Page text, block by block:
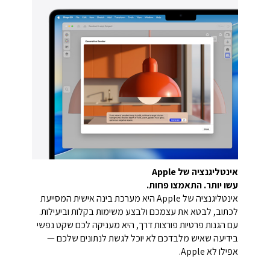
אינטליגנציה של Apple
עשו יותר. התאמצו פחות.
אינטליגנציה של Apple היא מערכת בינה אישית המסייעת
לכתוב, לבטא את עצמכם ולבצע משימות בקלות וביעילות.
עם הגנות פרטיות פורצות דרך, היא מעניקה לכם שקט נפשי
בידיעה שאיש מלבדכם לא יוכל לגשת לנתונים שלכם —
אפילו לא Apple.